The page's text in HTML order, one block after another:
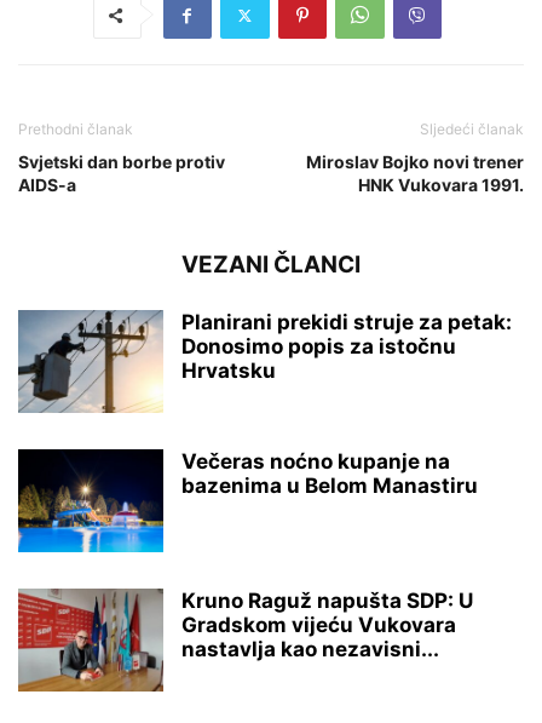
Prethodni članak
Svjetski dan borbe protiv
AIDS-a
Sljedeći članak
Miroslav Bojko novi trener
HNK Vukovara 1991.
VEZANI ČLANCI
Planirani prekidi struje za petak:
Donosimo popis za istočnu
Hrvatsku
Večeras noćno kupanje na
bazenima u Belom Manastiru
Kruno Raguž napušta SDP: U
Gradskom vijeću Vukovara
nastavlja kao nezavisni...